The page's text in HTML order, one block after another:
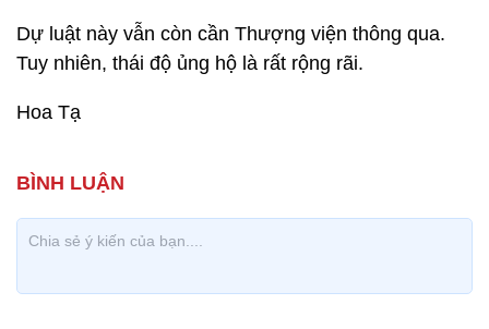
Dự luật này vẫn còn cần Thượng viện thông qua.
Tuy nhiên, thái độ ủng hộ là rất rộng rãi.
Hoa Tạ